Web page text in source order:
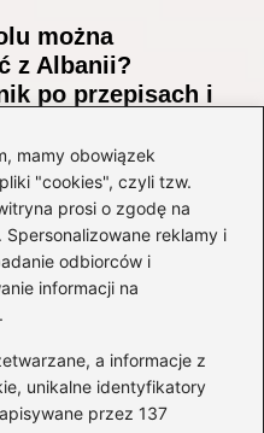
mamy obowiązek
"cookies", czyli tzw.
prosi o zgodę na
reklamy i
odbiorców i
informacji na
a informacje z
unikalne identyfikatory
przez 137
można
z Albanii?
po przepisach i
można legalnie
granicę do